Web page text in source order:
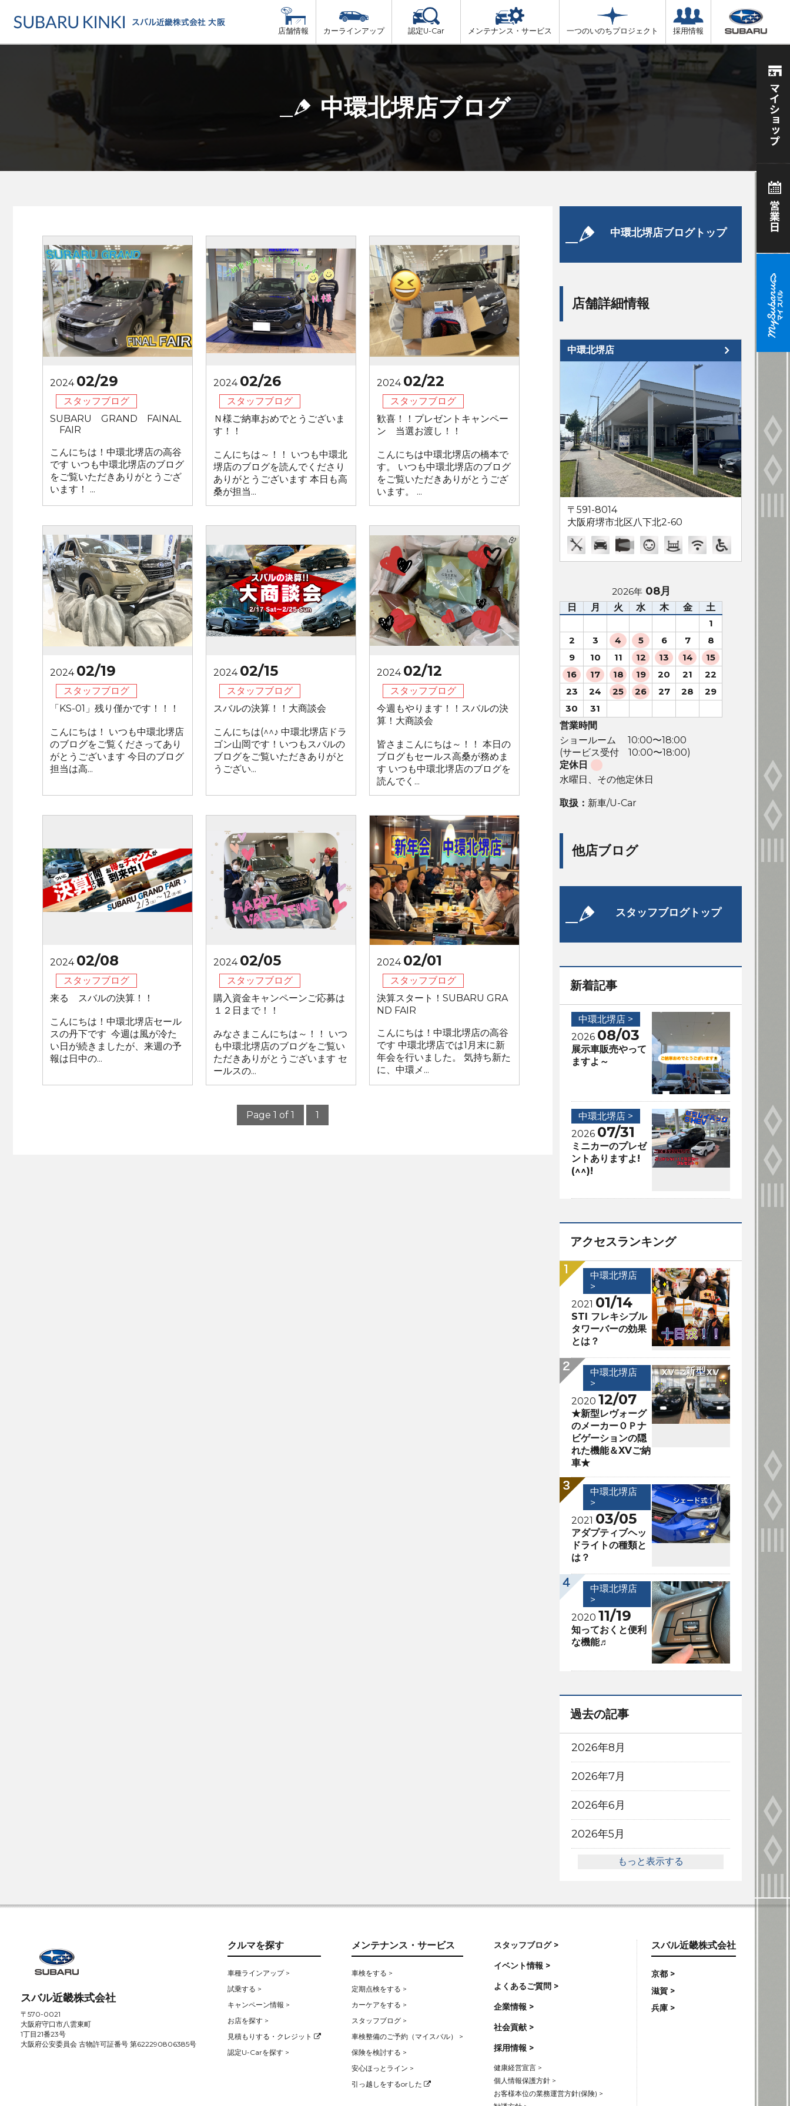
店舗情報
店舗情報 店舗一覧
地域でさがす
地図でさがす
試乗車でさがす
大阪府北部
大阪府市内
大阪府南部
カーラインアップ
カーラインアップ
カーラインアップ一覧
乗用車
軽自動車
認定U-Car メンテナンス・サービス
メンテナンス・サービス
メンテナンス・サービストップ
車検・定期点検をする
カーケアをする
車検（法定24か月点検）
法定 12ヶ月 点検
6ヶ月ごとの セーフティ チェック
車検 3ヶ月前 無料診断
一つのいのちプロジェクト 採用情報
中環北堺店ブログ
2024 02/29
スタッフブログ
SUBARU GRAND FAINAL
FAIR
こんにちは！中環北堺店の高谷
です いつも中環北堺店のブログ
をご覧いただきありがとうござ
います！ ...
2024 02/26
スタッフブログ
Ｎ様ご納車おめでとうございま
す！！
こんにちは～！！ いつも中環北
堺店のブログを読んでくださり
ありがとうございます 本日も高
桑が担当...
2024 02/22
スタッフブログ
歓喜！！プレゼントキャンペー
ン 当選お渡し！！
こんにちは中環北堺店の橋本で
す。 いつも中環北堺店のブログ
をご覧いただきありがとうござ
います。 ...
2024 02/19
スタッフブログ
「KS-01」残り僅かです！！！
こんにちは！ いつも中環北堺店
のブログをご覧くださってあり
がとうございます 今日のブログ
担当は高...
2024 02/15
スタッフブログ
スバルの決算！！大商談会
こんにちは(^^♪ 中環北堺店ドラ
ゴン山岡です！いつもスバルの
ブログをご覧いただきありがと
うござい...
2024 02/12
スタッフブログ
今週もやります！！スバルの決
算！大商談会
皆さまこんにちは～！！ 本日の
ブログもセールス高桑が務めま
す いつも中環北堺店のブログを
読んでく...
2024 02/08
スタッフブログ
来る スバルの決算！！
こんにちは！中環北堺店セール
スの丹下です 今週は風が冷た
い日が続きましたが、来週の予
報は日中の...
2024 02/05
スタッフブログ
購入資金キャンペーンご応募は
１２日まで！！
みなさまこんにちは～！！ いつ
も中環北堺店のブログをご覧い
ただきありがとうございます セ
ールスの...
2024 02/01
スタッフブログ
決算スタート！SUBARU GRA
ND FAIR
こんにちは！中環北堺店の高谷
です 中環北堺店では1月末に新
年会を行いました。 気持ち新た
に、中環メ...
Page 1 of 1 1
中環北堺店ブログトップ
店舗詳細情報
中環北堺店
〒591-8014
大阪府堺市北区八下北2-60
2026年 08月
日 月 火 水 木 金 土
1
2
3 4 5 6 7
8
9
10 11 12 13 14
15
16
17 18 19 20 21
22
23
24 25 26 27 28
29
30
31
営業時間
ショールーム 10:00〜18:00
(サービス受付 10:00〜18:00)
定休日
水曜日、その他定休日
取扱： 新車/U-Car
他店ブログ
スタッフブログトップ
新着記事
中環北堺店 >
2026 08/03
展示車販売やって
ますよ～
中環北堺店 >
2026 07/31
ミニカーのプレゼ
ントありますよ!
(^^)!
アクセスランキング
中環北堺店
>
2021 01/14
STI フレキシブル
タワーバーの効果
とは？
中環北堺店
>
2020 12/07
★新型レヴォーグ
のメーカーＯＰナ
ビゲーションの隠
れた機能＆XVご納
車★
中環北堺店
>
2021 03/05
アダプティブヘッ
ドライトの種類と
は？
中環北堺店
>
2020 11/19
知っておくと便利
な機能♬
過去の記事
2026年8月
2026年7月
2026年6月
2026年5月
もっと表示する
スバル近畿株式会社
〒570-0021
大阪府守口市八雲東町
1丁目21番23号
大阪府公安委員会 古物許可証番号 第622290806385号
クルマを探す
車種ラインアップ >
試乗する >
キャンペーン情報 >
お店を探す >
見積もりする・クレジット
認定U-Carを探す >
メンテナンス・サービス
車検をする >
定期点検をする >
カーケアをする >
スタッフブログ >
車検整備のご予約（マイスバル） >
保険を検討する >
安心ほっとライン >
引っ越しをするorした
スタッフブログ >
イベント情報 >
よくあるご質問 >
企業情報 >
社会貢献 >
採用情報 >
健康経営宣言 >
個人情報保護方針 >
お客様本位の業務運営方針(保険) >
スバル近畿株式会社
京都 >
滋賀 >
兵庫 >